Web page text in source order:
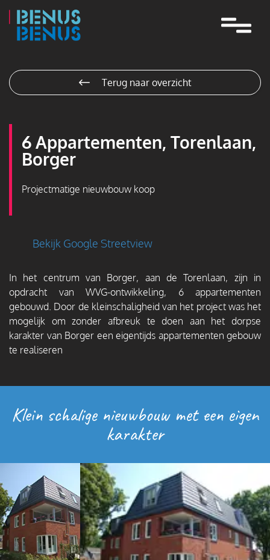
overslaan
Terug naar overzicht
6 Appartementen, Torenlaan,
Borger
Projectmatige nieuwbouw koop
Bekijk Google Streetview
In het centrum van Borger, aan de Torenlaan, zijn in
opdracht van WVG-ontwikkeling, 6 appartementen
gebouwd. Door de kleinschaligheid van het project was het
mogelijk om zonder afbreuk te doen aan het dorpse
karakter van Borger een eigentijds appartementen gebouw
te realiseren
Klein schalige nieuwbouw met een eigen
karakter